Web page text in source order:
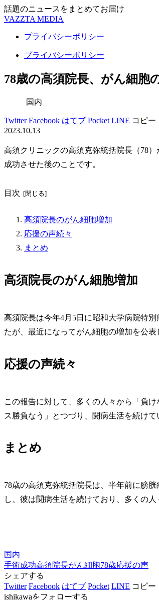
話題のニュースをまとめてお届け
VAZZTA MEDIA
プライバシーポリシー
プライバシーポリシー
78歳の高須院長、がん細胞
国内
Twitter Facebook はてブ Pocket LINE コピー
2023.10.13
高須クリニックの高須克弥統括院長（78
成功させた後のことです。
目次
高須院長のがん細胞増加
応援の声続々
まとめ
高須院長のがん細胞増加
高須院長は今年4月5日に昭和大学病院特
たが、最近になってがん細胞の増加を公表
応援の声続々
この報告に対して、多くの人々から「負
ス勝負なう」とつづり、闘病生活を続けて
まとめ
78歳の高須克弥統括院長は、半年前に膀
し、彼は闘病生活を続けており、多くの
国内
手術成功高須院長がん細胞78歳応援の声
シェアする
Twitter Facebook はてブ Pocket LINE コピー
ishikawaをフォローする